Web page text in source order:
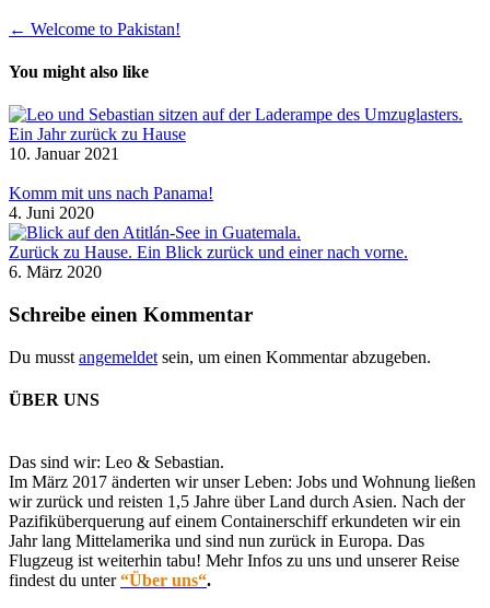
Beitragsnavigation
← Welcome to Pakistan!
You might also like
Ein Jahr zurück zu Hause
10. Januar 2021
Komm mit uns nach Panama!
4. Juni 2020
Zurück zu Hause. Ein Blick zurück und einer nach vorne.
6. März 2020
Schreibe einen Kommentar
Du musst angemeldet sein, um einen Kommentar abzugeben.
ÜBER UNS
Das sind wir: Leo & Sebastian.
Im März 2017 änderten wir unser Leben: Jobs und Wohnung ließen
wir zurück und reisten 1,5 Jahre über Land durch Asien. Nach der
Pazifiküberquerung auf einem Containerschiff erkundeten wir ein
Jahr lang Mittelamerika und sind nun zurück in Europa. Das
Flugzeug ist weiterhin tabu! Mehr Infos zu uns und unserer Reise
findest du unter“Über uns“.